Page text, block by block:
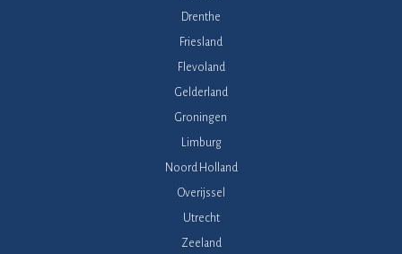
Drenthe
Friesland
Flevoland
Gelderland
Groningen
Limburg
Noord Holland
Overijssel
Utrecht
Zeeland